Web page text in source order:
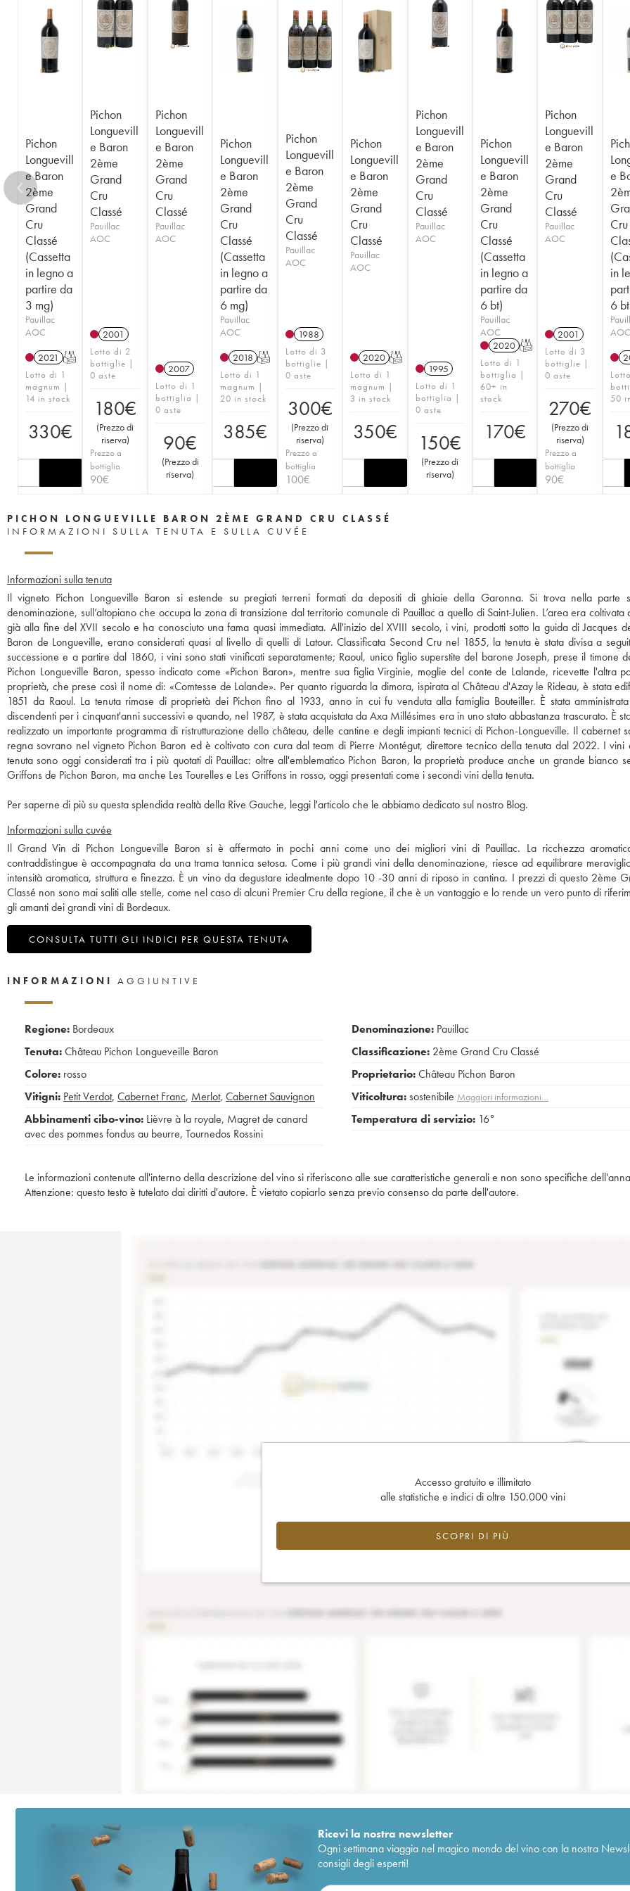
1956
1955 1954 1953
1952
1950
1949 1948 1947
1945
1943
Pichon
Longuevill
e Baron
2ème
Grand
Cru
Classé
(Cassetta
in legno a
partire da
3 mg)
Pauillac
AOC
2021 T
Lotto di 1
magnum |
14 in stock
330€
Pichon
Longuevill
e Baron
2ème
Grand
Cru
Classé
Pauillac
AOC
2001
Lotto di 2
bottiglie |
0 aste
180€
(Prezzo di
riserva)
Prezzo a
bottiglia
90€
Pichon
Longuevill
e Baron
2ème
Grand
Cru
Classé
Pauillac
AOC
2007
Lotto di 1
bottiglia |
0 aste
90€
(Prezzo di
riserva)
Pichon
Longuevill
e Baron
2ème
Grand
Cru
Classé
(Cassetta
in legno a
partire da
6 mg)
Pauillac
AOC
2018 T
Lotto di 1
magnum |
20 in stock
385€
Pichon
Longuevill
e Baron
2ème
Grand
Cru
Classé
Pauillac
AOC
1988
Lotto di 3
bottiglie |
0 aste
300€
(Prezzo di
riserva)
Prezzo a
bottiglia
100€
Pichon
Longuevill
e Baron
2ème
Grand
Cru
Classé
Pauillac
AOC
2020 T
Lotto di 1
magnum |
3 in stock
350€
Pichon
Longuevill
e Baron
2ème
Grand
Cru
Classé
Pauillac
AOC
1995
Lotto di 1
bottiglia |
0 aste
150€
(Prezzo di
riserva)
Pichon
Longuevill
e Baron
2ème
Grand
Cru
Classé
(Cassetta
in legno a
partire da
6 bt)
Pauillac
AOC
2020 T
Lotto di 1
bottiglia |
60+ in
stock
170€
Pichon
Longuevill
e Baron
2ème
Grand
Cru
Classé
Pauillac
AOC
2001
Lotto di 3
bottiglie |
0 aste
270€
(Prezzo di
riserva)
Prezzo a
bottiglia
90€
e
Cru
in
6
AOC
50
PICHON LONGUEVILLE BARON 2ÈME GRAND CRU CLASSÉ
INFORMAZIONI SULLA TENUTA E SULLA CUVÉE
Informazioni sulla tenuta
Il vigneto Pichon Longueville Baron si estende su pregiati terreni formati da depositi di ghiaie della Garonna. Si trova nella parte
denominazione, sull’altopiano che occupa la zona di transizione dal territorio comunale di Pauillac a quello di Saint-Julien. L’area era coltivata
già alla fine del XVII secolo e ha conosciuto una fama quasi immediata. All'inizio del XVIII secolo, i vini, prodotti sotto la guida di Jacques
Baron de Longueville, erano considerati quasi al livello di quelli di Latour. Classificata Second Cru nel 1855, la tenuta è stata divisa a
successione e a partire dal 1860, i vini sono stati vinificati separatamente; Raoul, unico figlio superstite del barone Joseph, prese il timone
Pichon Longueville Baron, spesso indicato come «Pichon Baron», mentre sua figlia Virginie, moglie del conte de Lalande, ricevette l'altra
proprietà, che prese così il nome di: «Comtesse de Lalande». Per quanto riguarda la dimora, ispirata al Château d'Azay le Rideau, è stata
1851 da Raoul. La tenuta rimase di proprietà dei Pichon fino al 1933, anno in cui fu venduta alla famiglia Bouteiller. È stata
discendenti per i cinquant'anni successivi e quando, nel 1987, è stata acquistata da Axa Millésimes era in uno stato abbastanza trascurato. È
realizzato un importante programma di ristrutturazione dello château, delle cantine e degli impianti tecnici di Pichon-Longueville. Il cabernet
regna sovrano nel vigneto Pichon Baron ed è coltivato con cura dal team di Pierre Montégut, direttore tecnico della tenuta dal 2022. I vini
tenuta sono oggi considerati tra i più quotati di Pauillac: oltre all'emblematico Pichon Baron, la proprietà produce anche un grande bianco
Griffons de Pichon Baron, ma anche Les Tourelles e Les Griffons in rosso, oggi presentati come i secondi vini della tenuta.
Per saperne di più su questa splendida realtà della Rive Gauche, leggi l'articolo che le abbiamo dedicato sul nostro Blog.
Informazioni sulla cuvée
Il Grand Vin di Pichon Longueville Baron si è affermato in pochi anni come uno dei migliori vini di Pauillac. La ricchezza
contraddistingue è accompagnata da una trama tannica setosa. Come i più grandi vini della denominazione, riesce ad equilibrare
intensità aromatica, struttura e finezza. È un vino da degustare idealmente dopo 10 -30 anni di riposo in cantina. I prezzi di questo 2ème
Classé non sono mai saliti alle stelle, come nel caso di alcuni Premier Cru della regione, il che è un vantaggio e lo rende un vero punto di
gli amanti dei grandi vini di Bordeaux.
CONSULTA TUTTI GLI INDICI PER QUESTA TENUTA
INFORMAZIONI AGGIUNTIVE
Regione: Bordeaux
Tenuta:Château Pichon Longueveille Baron
Colore: rosso
Vitigni: Petit Verdot, Cabernet Franc, Merlot, Cabernet Sauvignon
Abbinamenti cibo-vino: Lièvre à la royale, Magret de canard
avec des pommes fondus au beurre, Tournedos Rossini
Denominazione: Pauillac
Classificazione: 2ème Grand Cru Classé
Proprietario:Château Pichon Baron
Viticoltura:sostenibile Maggiori informazioni…
Temperatura di servizio: 16°
Le informazioni contenute all'interno della descrizione del vino si riferiscono alle sue caratteristiche generali e non sono specifiche
Attenzione: questo testo è tutelato dai diritti d'autore. È vietato copiarlo senza previo consenso da parte dell'autore.
Accesso gratuito e illimitato
alle statistiche e indici di oltre 150.000 vini
SCOPRI DI PIÙ
Ricevi la nostra newsletter
Ogni settimana viaggia nel magico mondo del vino con la nostra
consigli degli esperti!